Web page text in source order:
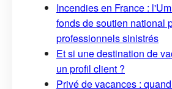
Incendies en France :
fonds de soutien national
professionnels sinistrés
Et si une destination de
un profil client ?
Privé de vacances :